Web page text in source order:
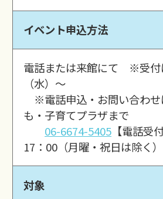
イベント申込方法
電話または来館にて ※受付
（水）～
※電話申込・お問い合わせ
も・子育てプラザまで
06-6674-5405 【電話受
17：00（月曜・祝日は除く）
対象